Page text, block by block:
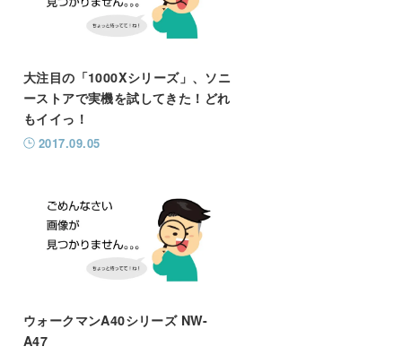
大注目の「1000Xシリーズ」、ソニ
ーストアで実機を試してきた！どれ
もイイっ！
2017.09.05
ウォークマンA40シリーズ NW-
A47